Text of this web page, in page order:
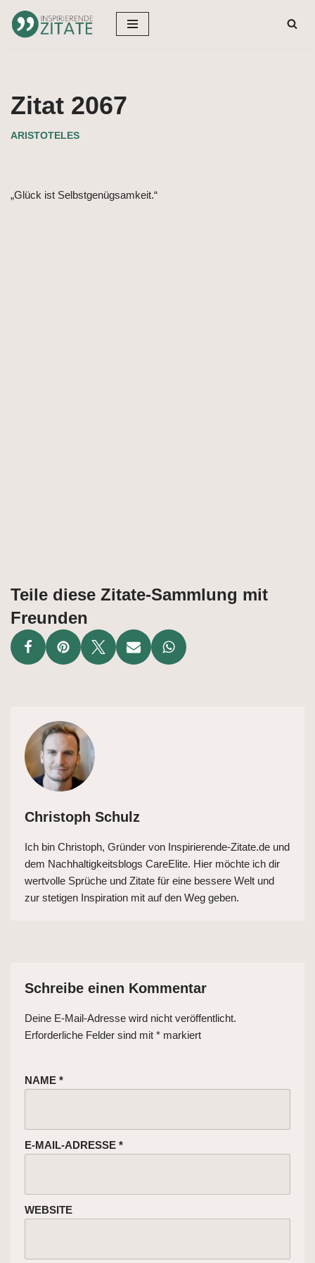
Zum
Zitat 2067
ARISTOTELES
„Glück ist Selbstgenügsamkeit.“
Teile diese Zitate-Sammlung mit
Freunden
Christoph Schulz
Ich bin Christoph, Gründer von Inspirierende-Zitate.de und
dem Nachhaltigkeitsblogs CareElite. Hier möchte ich dir
wertvolle Sprüche und Zitate für eine bessere Welt und
zur stetigen Inspiration mit auf den Weg geben.
Schreibe einen Kommentar
Deine E-Mail-Adresse wird nicht veröffentlicht.
Erforderliche Felder sind mit * markiert
NAME *
E-MAIL-ADRESSE *
WEBSITE